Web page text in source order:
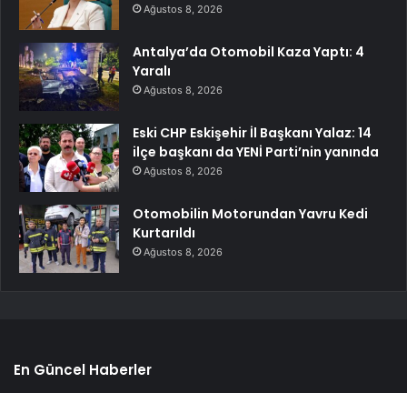
Ağustos 8, 2026
Antalya’da Otomobil Kaza Yaptı: 4
Yaralı
Ağustos 8, 2026
Eski CHP Eskişehir İl Başkanı Yalaz: 14
ilçe başkanı da YENİ Parti’nin yanında
Ağustos 8, 2026
Otomobilin Motorundan Yavru Kedi
Kurtarıldı
Ağustos 8, 2026
En Güncel Haberler